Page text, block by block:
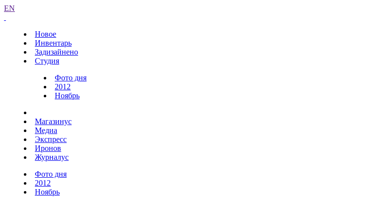
EN
Новое
Инвентарь
Задизайнено
Студия
Фото дня
2012
Ноябрь
Магазинус
Медиа
Экспресс
Иронов
Журналус
Фото дня
2012
Ноябрь